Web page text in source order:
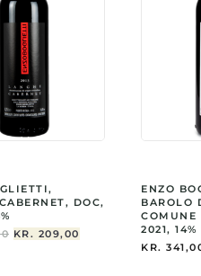
DOC,
DEN
KR. 209,00
AKTUELLE
ENZO
BAROLO
COMUNE
2021, 14%
KR.